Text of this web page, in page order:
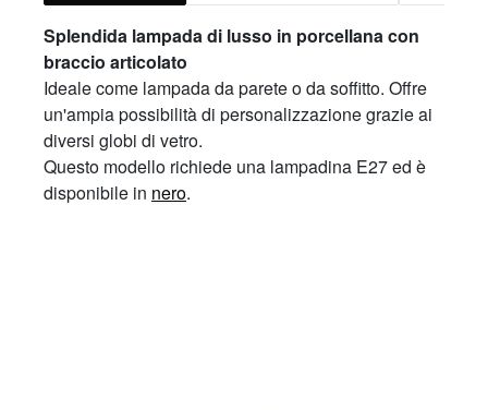
Splendida lampada di lusso in porcellana con
braccio articolato
Ideale come lampada da parete o da soffitto. Offre
un'ampia possibilità di personalizzazione grazie ai
diversi globi di vetro.
Questo modello richiede una lampadina E27 ed è
disponibile in nero.